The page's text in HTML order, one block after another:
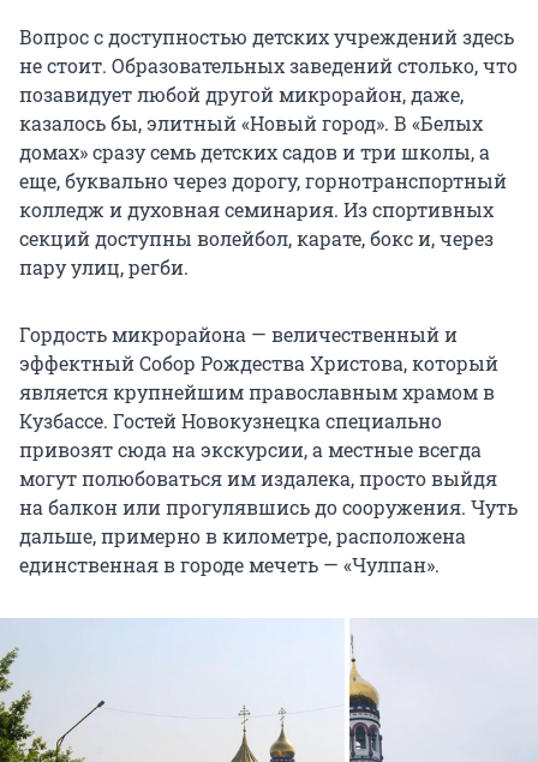
Вопрос с доступностью детских учреждений здесь
не стоит. Образовательных заведений столько, что
позавидует любой другой микрорайон, даже,
казалось бы, элитный «Новый город». В «Белых
домах» сразу семь детских садов и три школы, а
еще, буквально через дорогу, горнотранспортный
колледж и духовная семинария. Из спортивных
секций доступны волейбол, карате, бокс и, через
пару улиц, регби.
Гордость микрорайона — величественный и
эффектный Собор Рождества Христова, который
является крупнейшим православным храмом в
Кузбассе. Гостей Новокузнецка специально
привозят сюда на экскурсии, а местные всегда
могут полюбоваться им издалека, просто выйдя
на балкон или прогулявшись до сооружения. Чуть
дальше, примерно в километре, расположена
единственная в городе мечеть — «Чулпан».